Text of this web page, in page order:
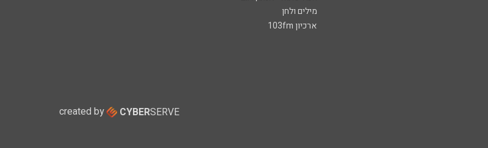
מילים ולחן
ארכיון 103fm
created by CYBERSERVE